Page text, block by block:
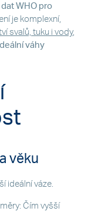
WHO pro
je komplexní,
svalů, tuku i vody,
váhy
věku
ideální váze.
Čím vyšší